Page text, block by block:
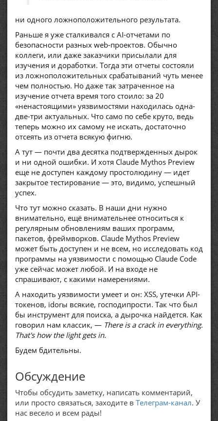
ни одного ложноположительного результата.
Раньше я уже сталкивался с AI-отчетами по
безопасности разных web-проектов. Обычно
коллеги, или даже заказчики присылали для
изучения и доработки. Тогда эти отчеты состояли
из ложноположительных срабатываний чуть менее
чем полностью. Но даже так затраченное на
изучение отчета время того стоило: за 20
«ненастоящими» уязвимостями находилась одна-
две-три актуальных. Что само по себе круто, ведь
теперь можно их самому не искать, достаточно
отсеять из отчета всякую фигню.
А тут — почти два десятка подтвержденных дырок
и ни одной ошибки. И хотя Claude Mythos Preview
еще не доступен каждому простолюдину — идет
закрытое тестирование — это, видимо, успешный
успех.
Что тут можно сказать. В наши дни нужно
внимательно, ещё внимательнее относиться к
регулярным обновлениям ваших программ,
пакетов, фреймворков. Claude Mythos Preview
может быть доступен и не всем, но исследовать код
программы на уязвимости с помощью Claude Code
уже сейчас может любой. И на входе не
спрашивают, с какими намерениями.
А находить уязвимости умеет и он: XSS, утечки API-
токенов, idorы всякие, господипрости. Так что был
бы инструмент для поиска, а дырочка найдется. Как
говорил нам классик, — There is a crack in everything.
That's how the light gets in.
Будем бдительны.
Обсуждение
Чтобы обсудить заметку, написать комментарий,
или просто связаться, заходите в Телеграм-канал. У
нас весело и всем рады!